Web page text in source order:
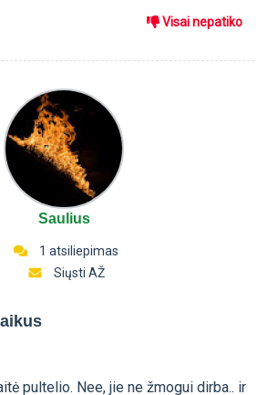
Visai nepatiko
Saulius
1 atsiliepimas
Siųsti AŽ
pultelio. Nee, jie ne žmogui dirba.. ir